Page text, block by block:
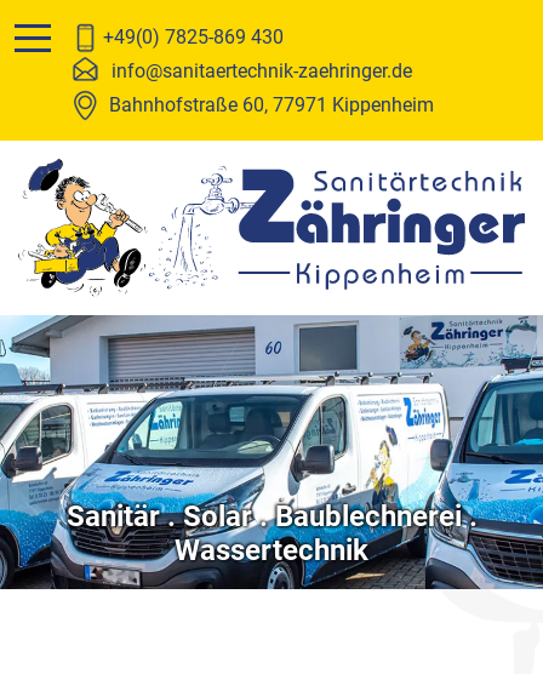
+49(0) 7825-869 430
info@sanitaertechnik-zaehringer.de
Bahnhofstraße 60, 77971 Kippenheim
Sanitär . Solar . Baublechnerei .
Wassertechnik
Leistungen
Sanitär
Baublechnerei
Wasseraufbereitung
Heizung
Über uns